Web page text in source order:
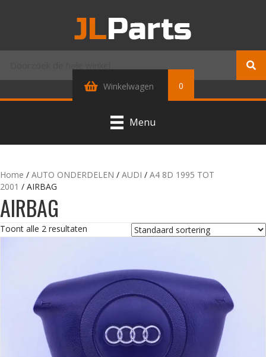
Winkelwagen 0
Menu
Home / AUTO ONDERDELEN / AUDI / A4 8D 1995 TOT
2001 / AIRBAG
AIRBAG
Toont alle 2 resultaten